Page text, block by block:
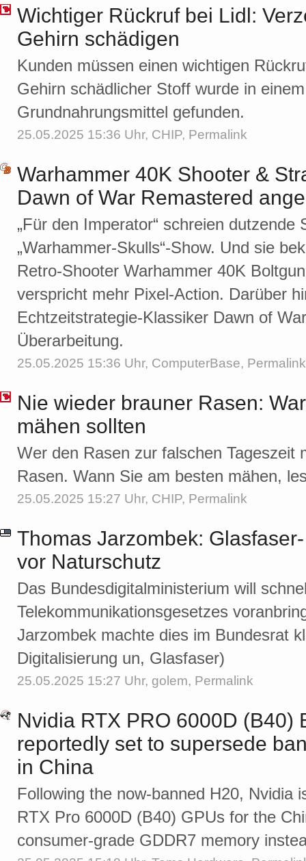
Wichtiger Rückruf bei Lidl:
Gehirn schädigen
Kunden müssen einen wichtigen
Gehirn schädlicher Stoff wurde in
Grundnahrungsmittel gefunden.
25.05.2025 15:36 Uhr, CHIP, Permalink
Warhammer 40K Shooter &
Dawn of War Remastered
„Für den Imperator“ schreien dutzende
„Warhammer-Skulls“-Show. Und sie
Retro-Shooter Warhammer 40K
verspricht mehr Pixel-Action. Darüber
Echtzeitstrategie-Klassiker Dawn of
Überarbeitung.
25.05.2025 15:36 Uhr, ComputerBase, Permalink
Nie wieder brauner Rasen:
mähen sollten
Wer den Rasen zur falschen Tageszeit
Rasen. Wann Sie am besten mähen,
25.05.2025 15:27 Uhr, CHIP, Permalink
Thomas Jarzombek:
vor Naturschutz
Das Bundesdigitalministerium will
Telekommunikationsgesetzes
Jarzombek machte dies im Bundesrat
Digitalisierung un, Glasfaser)
25.05.2025 15:27 Uhr, golem, Permalink
Nvidia RTX PRO 6000D (B40)
reportedly set to supersede
in China
Following the now-banned H20, Nvidia
RTX Pro 6000D (B40) GPUs for the
consumer-grade GDDR7 memory